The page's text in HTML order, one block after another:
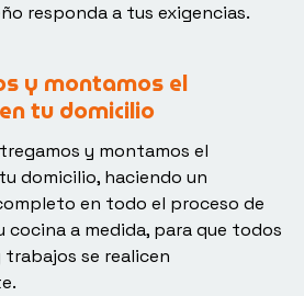
responda a tus exigencias.
y montamos el
tu domicilio
y montamos el
domicilio, haciendo un
en todo el proceso de
cocina a medida, para que todos
trabajos se realicen